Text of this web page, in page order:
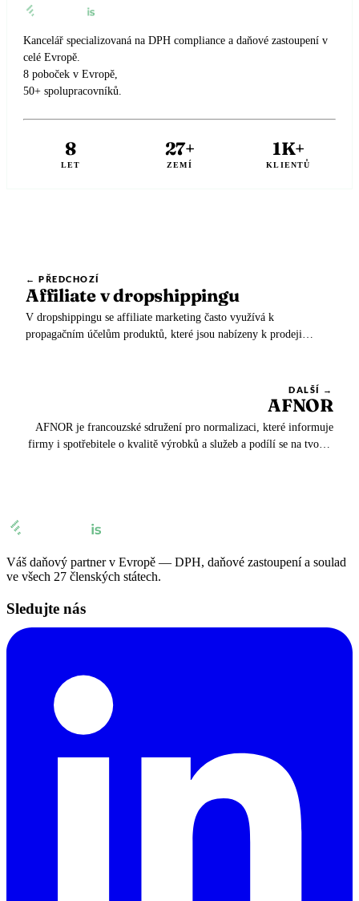
🇬🇧 Spojené království
🇪🇸 Španělsko
🇨🇭 Švýcarsko
🇸🇰 Slovensko
🇸🇮 Slovinsko
🇪🇸 Španělsko
Kancelář specializovaná na DPH compliance a daňové zastoupení v
celé Evropě.
8 poboček v Evropě,
50+ spolupracovníků.
8
LET
27+
ZEMÍ
1K+
KLIENTŮ
← PŘEDCHOZÍ
Affiliate v dropshippingu
V dropshippingu se affiliate marketing často využívá k
propagačním účelům produktů, které jsou nabízeny k prodeji
DALŠÍ →
AFNOR
AFNOR je francouzské sdružení pro normalizaci, které informuje
firmy i spotřebitele o kvalitě výrobků a služeb a podílí se na tvorbě
Váš daňový partner v Evropě — DPH, daňové zastoupení a soulad
ve všech 27 členských státech.
Sledujte nás